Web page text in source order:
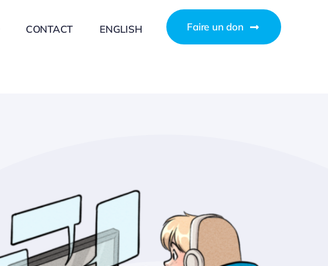
CONTACT ENGLISH Faire un don